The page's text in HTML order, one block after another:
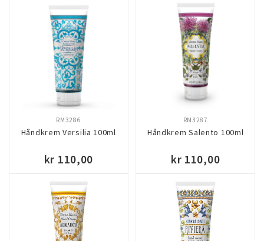
Håndkrem Versilia 100ml
RM3286
kr 110,00
Håndkrem Salento 100ml
RM3287
kr 110,00